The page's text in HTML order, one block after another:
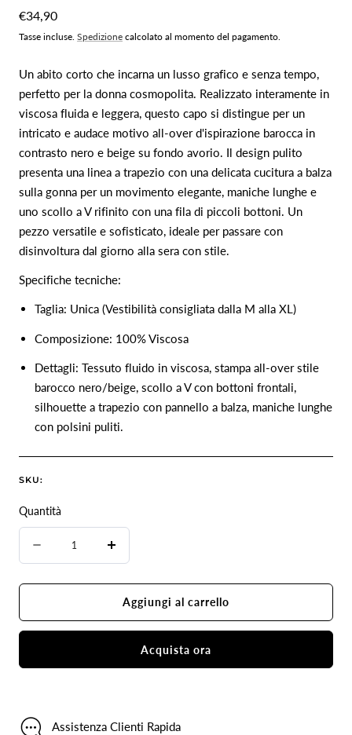
Prezzo
normale
€34,90
Tasse incluse. Spedizione calcolato al momento del pagamento.
Un abito corto che incarna un lusso grafico e senza tempo,
perfetto per la donna cosmopolita. Realizzato interamente in
viscosa fluida e leggera, questo capo si distingue per un
intricato e audace motivo all-over d'ispirazione barocca in
contrasto nero e beige su fondo avorio. Il design pulito
presenta una linea a trapezio con una delicata cucitura a balza
sulla gonna per un movimento elegante, maniche lunghe e
uno scollo a V rifinito con una fila di piccoli bottoni. Un
pezzo versatile e sofisticato, ideale per passare con
disinvoltura dal giorno alla sera con stile.
Specifiche tecniche:
Taglia: Unica (Vestibilità consigliata dalla M alla XL)
Composizione: 100% Viscosa
Dettagli: Tessuto fluido in viscosa,stampa all-over stile
barocco nero/beige,scollo a V con bottoni frontali,
silhouette a trapezio con pannello a balza,maniche lunghe
con polsini puliti.
SKU:
Quantità
la
per
Corto
in
la
quantità
per
Abito
Corto
in
Aggiungi al carrello
Acquista ora
Assistenza Clienti Rapida